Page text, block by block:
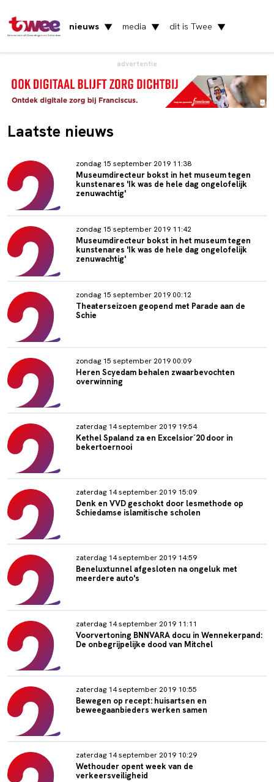
Het nieuws uit Vlaardingen en Schiedam
nieuws ▼ media ▼ dit is Twee ▼
advertentie
Laatste nieuws
zondag 15 september 2019 11:38
Museumdirecteur bokst in het museum tegen
kunstenares 'Ik was de hele dag ongelofelijk
zenuwachtig'
zondag 15 september 2019 11:42
Museumdirecteur bokst in het museum tegen
kunstenares 'Ik was de hele dag ongelofelijk
zenuwachtig'
zondag 15 september 2019 00:12
Theaterseizoen geopend met Parade aan de
Schie
zondag 15 september 2019 00:09
Heren Scyedam behalen zwaarbevochten
overwinning
zaterdag 14 september 2019 19:54
Kethel Spaland za en Excelsior´20 door in
bekertoernooi
zaterdag 14 september 2019 15:09
Denk en VVD geschokt door lesmethode op
Schiedamse islamitische scholen
zaterdag 14 september 2019 14:59
Beneluxtunnel afgesloten na ongeluk met
meerdere auto's
zaterdag 14 september 2019 11:11
Voorvertoning BNNVARA docu in Wennekerpand:
De onbegrijpelijke dood van Mitchel
zaterdag 14 september 2019 10:55
Bewegen op recept: huisartsen en
beweegaanbieders werken samen
zaterdag 14 september 2019 10:29
Wethouder opent week van de
verkeersveiligheid